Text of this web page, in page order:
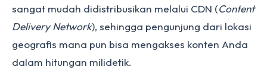
sangat mudah didistribusikan melalui CDN (Content
Delivery Network), sehingga pengunjung dari lokasi
geografis mana pun bisa mengakses konten Anda
dalam hitungan milidetik.